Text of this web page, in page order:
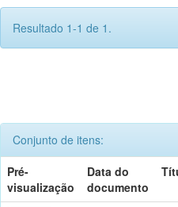
Resultado 1-1 de 1.
Conjunto de itens:
Pré-
visualização
Data do
documento